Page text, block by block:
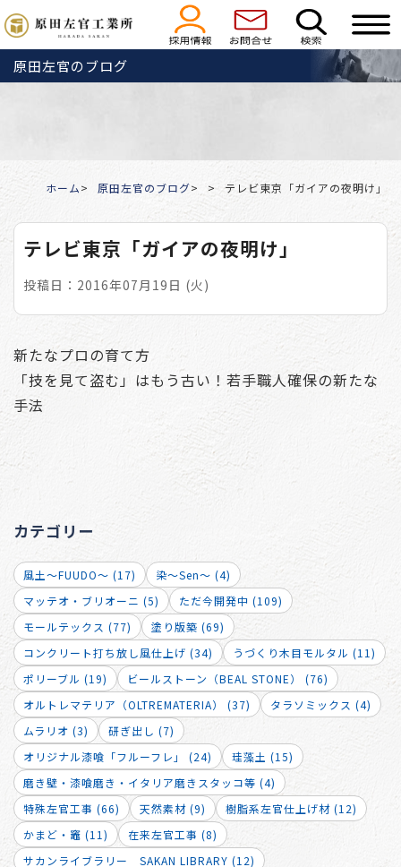
原田左官のブログ
ホーム 原田左官のブログ テレビ東京「ガイアの夜明け」
テレビ東京「ガイアの夜明け」
投稿日：2016年07月19日 (火)
新たなプロの育て方
「技を見て盗む」はもう古い！若手職人確保の新たな
手法
カテゴリー
風土～FUUDO～ (17)
染～Sen～ (4)
マッテオ・ブリオーニ (5)
ただ今開発中 (109)
モールテックス (77)
塗り版築 (69)
コンクリート打ち放し風仕上げ (34)
うづくり木目モルタル (11)
ポリーブル (19)
ビールストーン（BEAL STONE） (76)
オルトレマテリア（OLTREMATERIA） (37)
タラソミックス (4)
ムラリオ (3)
研ぎ出し (7)
オリジナル漆喰「フルーフレ」 (24)
珪藻土 (15)
磨き壁・漆喰磨き・イタリア磨きスタッコ等 (4)
特殊左官工事 (66)
天然素材 (9)
樹脂系左官仕上げ材 (12)
かまど・竈 (11)
在来左官工事 (8)
サカンライブラリー SAKAN LIBRARY (12)